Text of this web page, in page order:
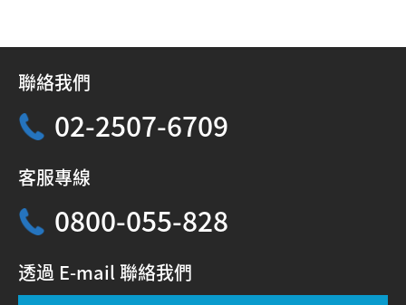
聯絡我們
02-2507-6709
客服專線
0800-055-828
透過 E-mail 聯絡我們